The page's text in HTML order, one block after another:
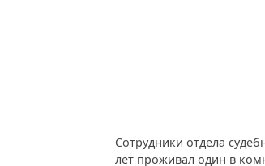
Сотрудники отдела
лет проживал один в